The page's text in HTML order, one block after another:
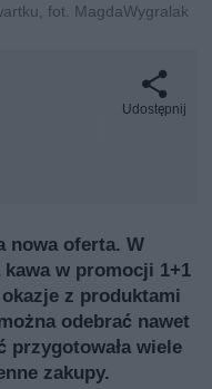
fot. MagdaWygralak
Udostępnij
nowa oferta. W
kawa w promocji 1+1
z produktami
odebrać nawet
przygotowała wiele
zakupy.